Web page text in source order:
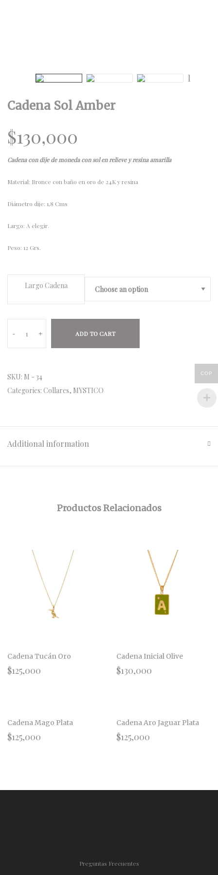
Cadena Sol Amber
$130,000
Cadena con dije de moneda con sol en relieve y resina amarilla
Material: Bronce con baño en oro de 24K y resina
Diámetro dije: 1,8 Cms
Largo: A elegir.
Peso: 12 Grs.
Largo Cadena
- + ADD TO CART
SKU: M - 34
Categories: Collares, MYSTICO
Additional information
Productos Relacionados
Cadena Tucán Oro
$125,000
Cadena Inicial Olive
$130,000
Cadena Mago Plata
$125,000
Cadena Aro Jaguar Plata
$125,000
Preguntas Frecuentes
COP